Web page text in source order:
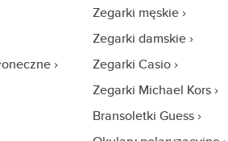
Zegarki męskie
Zegarki damskie
Zegarki Casio
Zegarki Michael Kors
Bransoletki Guess